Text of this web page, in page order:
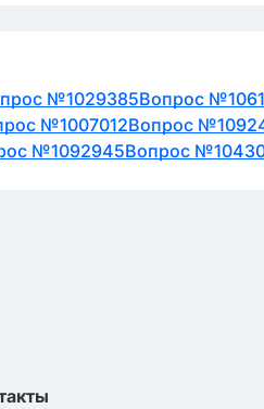
№1029385Вопрос
№1007012Вопрос
№1092945Вопрос